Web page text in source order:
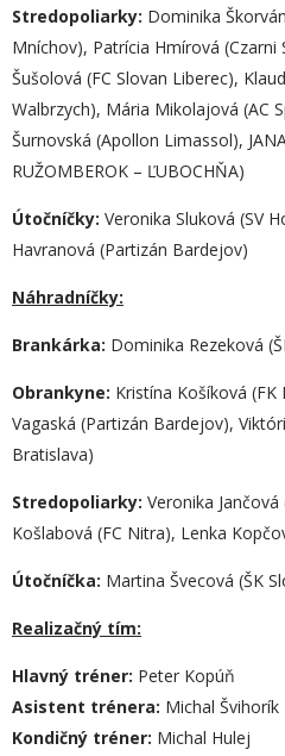
Stredopoliarky: Dominika
Mníchov), Patrícia Hmírová (Czarni
Šušolová (FC Slovan Liberec),
Walbrzych), Mária Mikolajová (AC
Šurnovská (Apollon Limassol),
RUŽOMBEROK – ĽUBOCHŇA)
Útočníčky: Veronika Sluková (SV
Havranová (Partizán Bardejov)
Náhradníčky:
Brankárka: Dominika Rezeková
Obrankyne: Kristína Košíková
Vagaská (Partizán Bardejov),
Bratislava)
Stredopoliarky: Veronika Jančová
Košlabová (FC Nitra), Lenka
Útočníčka: Martina Švecová (ŠK
Realizačný tím:
Hlavný tréner: Peter Kopúň
Asistent trénera: Michal Švihorík
Kondičný tréner: Michal Hulej